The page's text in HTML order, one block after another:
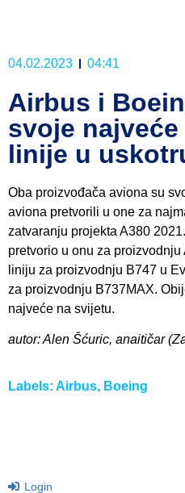
04.02.2023 04:41
Airbus i
svoje
linije u
Oba proizvođača aviona su
aviona pretvorili u one za
zatvaranju projekta A380
pretvorio u onu za
liniju za proizvodnju B747 u
za proizvodnju B737MAX.
najveće na svijetu.
autor: Alen Šćuric, anaitičar
Labels: Airbus, Boeing
Login